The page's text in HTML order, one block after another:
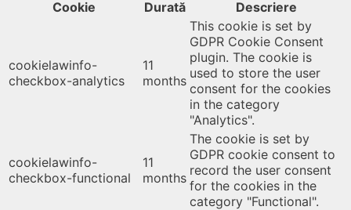
Cookie
Durată Descriere
cookielawinfo-
checkbox-analytics
11
months
This cookie is set by
GDPR Cookie Consent
plugin. The cookie is
used to store the user
consent for the cookies
in the category
"Analytics".
cookielawinfo-
checkbox-functional
11
months
The cookie is set by
GDPR cookie consent to
record the user consent
for the cookies in the
category "Functional".